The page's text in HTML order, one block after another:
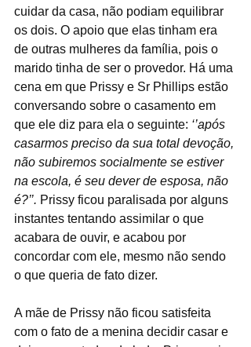
cuidar da casa, não podiam equilibrar
os dois. O apoio que elas tinham era
de outras mulheres da família, pois o
marido tinha de ser o provedor. Há uma
cena em que Prissy e Sr Phillips estão
conversando sobre o casamento em
que ele diz para ela o seguinte: ‘’após
casarmos preciso da sua total devoção,
não subiremos socialmente se estiver
na escola, é seu dever de esposa, não
é?’’. Prissy ficou paralisada por alguns
instantes tentando assimilar o que
acabara de ouvir, e acabou por
concordar com ele, mesmo não sendo
o que queria de fato dizer.
A mãe de Prissy não ficou satisfeita
com o fato de a menina decidir casar e